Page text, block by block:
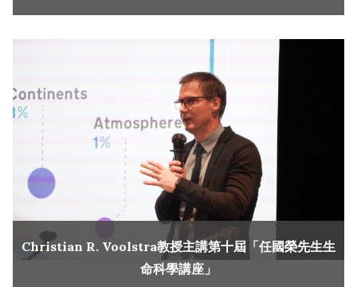
Christian R. Voolstra教授主講第十屆「任國榮先生生
命科學講座」